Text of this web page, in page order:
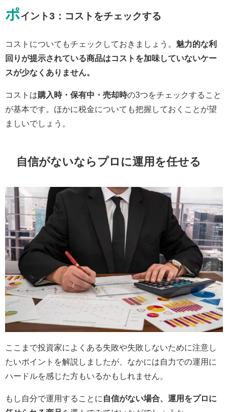
ポイント3：コストをチェックする
コストについてもチェックしておきましょう。 魅力的な利
回りが提示されている商品はコストを加味していないケー
スが少なくありません。
コストは購入時・保有中・売却時の3つをチェックすること
が基本です。ほかに税金についても把握しておくことが望
ましいでしょう。
自信がないならプロに運用を任せる
ここまで投資家によくある失敗や失敗しないために注意し
たいポイントを解説しましたが、なかには自力での運用に
ハードルを感じた方もいるかもしれません。
もし自分で運用することに 自信がない場合、運用をプロに